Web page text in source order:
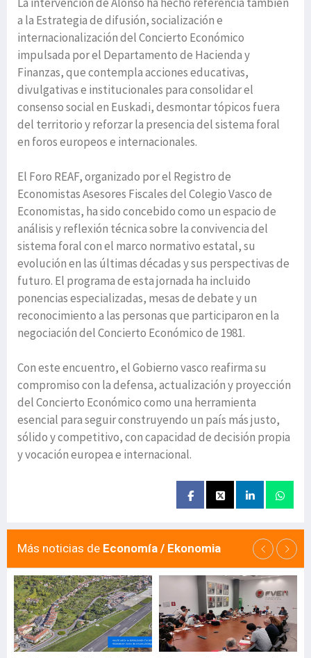
La intervención de Alonso ha hecho referencia también
a la Estrategia de difusión, socialización e
internacionalización del Concierto Económico
impulsada por el Departamento de Hacienda y
Finanzas, que contempla acciones educativas,
divulgativas e institucionales para consolidar el
consenso social en Euskadi, desmontar tópicos fuera
del territorio y reforzar la presencia del sistema foral
en foros europeos e internacionales.
El Foro REAF, organizado por el Registro de
Economistas Asesores Fiscales del Colegio Vasco de
Economistas, ha sido concebido como un espacio de
análisis y reflexión técnica sobre la convivencia del
sistema foral con el marco normativo estatal, su
evolución en las últimas décadas y sus perspectivas de
futuro. El programa de esta jornada ha incluido
ponencias especializadas, mesas de debate y un
reconocimiento a las personas que participaron en la
negociación del Concierto Económico de 1981.
Con este encuentro, el Gobierno vasco reafirma su
compromiso con la defensa, actualización y proyección
del Concierto Económico como una herramienta
esencial para seguir construyendo un país más justo,
sólido y competitivo, con capacidad de decisión propia
y vocación europea e internacional.
Más noticias de Economía / Ekonomia